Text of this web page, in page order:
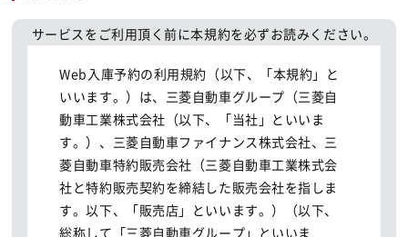
サービスをご利用頂く前に本規約を必ずお読みください。
Web入庫予約の利用規約（以下、「本規約」と
いいます。）は、三菱自動車グループ（三菱自
動車工業株式会社（以下、「当社」といいま
す。）、三菱自動車ファイナンス株式会社、三
菱自動車特約販売会社（三菱自動車工業株式会
社と特約販売契約を締結した販売会社を指しま
す。以下、「販売店」といいます。）（以下、
総称して「三菱自動車グループ」といいま